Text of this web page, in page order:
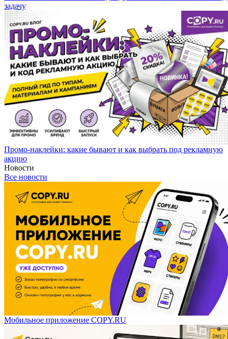
задачу
Промо-наклейки: какие бывают и как выбрать под рекламную
акцию
Новости
Все новости
Мобильное приложение COPY.RU